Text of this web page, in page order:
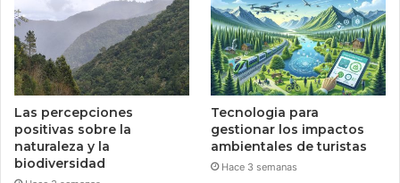
Las percepciones
positivas sobre la
naturaleza y la
biodiversidad
Tecnologia para
gestionar los impactos
ambientales de turistas
Hace 3 semanas